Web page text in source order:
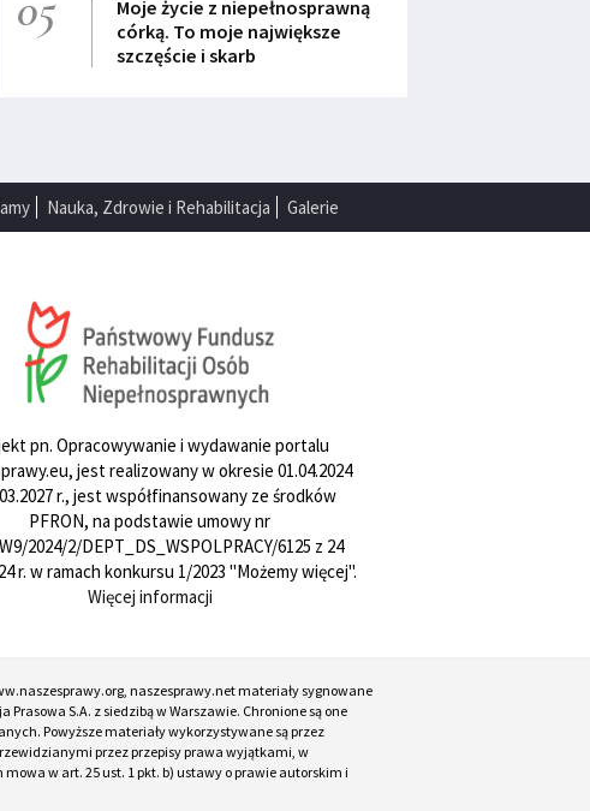
Moje życie z niepełnosprawną
córką. To moje największe
szczęście i skarb
Nauka, Zdrowie i Rehabilitacja Galerie
pn. Opracowywanie i wydawanie portalu
jest realizowany w okresie 01.04.2024
r., jest współfinansowany ze środków
PFRON, na podstawie umowy nr
2024/2/DEPT_DS_WSPOLPRACY/6125 z 24
r. w ramach konkursu 1/2023 "Możemy więcej".
Więcej informacji
naszesprawy.net materiały sygnowane
S.A. z siedzibą w Warszawie. Chronione są one
Powyższe materiały wykorzystywane są przez
przez przepisy prawa wyjątkami, w
w art. 25 ust. 1 pkt. b) ustawy o prawie autorskim i